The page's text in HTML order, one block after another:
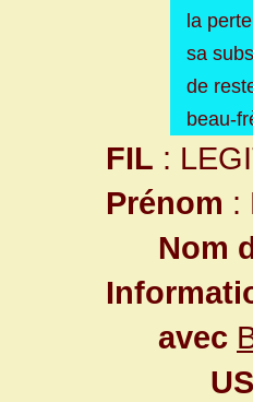
la
sa
de
beau-
FIL :
Prénom :
Nom
avec